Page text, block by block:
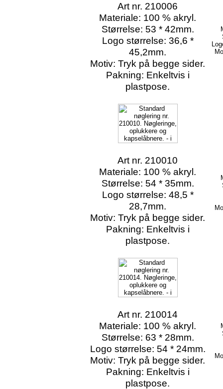
Art nr. 210006
Materiale: 100 % akryl.
Størrelse: 53 * 42mm.
Logo størrelse: 36,6 *
45,2mm.
Motiv: Tryk på begge sider.
Pakning: Enkeltvis i
plastpose.
Art nr. 210010
Materiale: 100 % akryl.
Størrelse: 54 * 35mm.
Logo størrelse: 48,5 *
28,7mm.
Motiv: Tryk på begge sider.
Pakning: Enkeltvis i
plastpose.
Art nr. 210014
Materiale: 100 % akryl.
Størrelse: 63 * 28mm.
Logo størrelse: 54 * 24mm.
Motiv: Tryk på begge sider.
Pakning: Enkeltvis i
plastpose.